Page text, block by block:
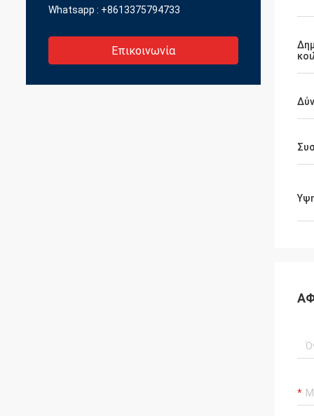
Whatsapp : +8613375794733
Επικοινωνία